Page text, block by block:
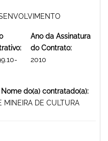
Ano da Assinatura
do Contrato:
2010
do(a) contratado(a):
MINEIRA DE CULTURA